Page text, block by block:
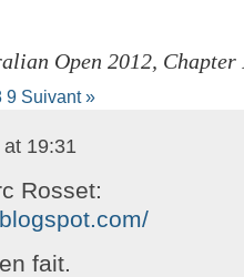
Open 2012,
9 Suivant »
19:31
Rosset:
fait.